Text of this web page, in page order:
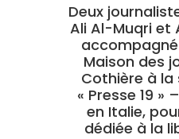
Deux
Ali Al-Muqri et
Maison des
Cothière à la
« Presse 19 »
en Italie,
dédiée à la